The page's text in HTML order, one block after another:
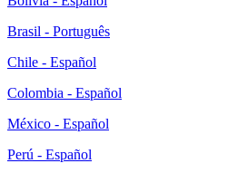
Brasil - Português
Chile - Español
Colombia - Español
México - Español
Perú - Español